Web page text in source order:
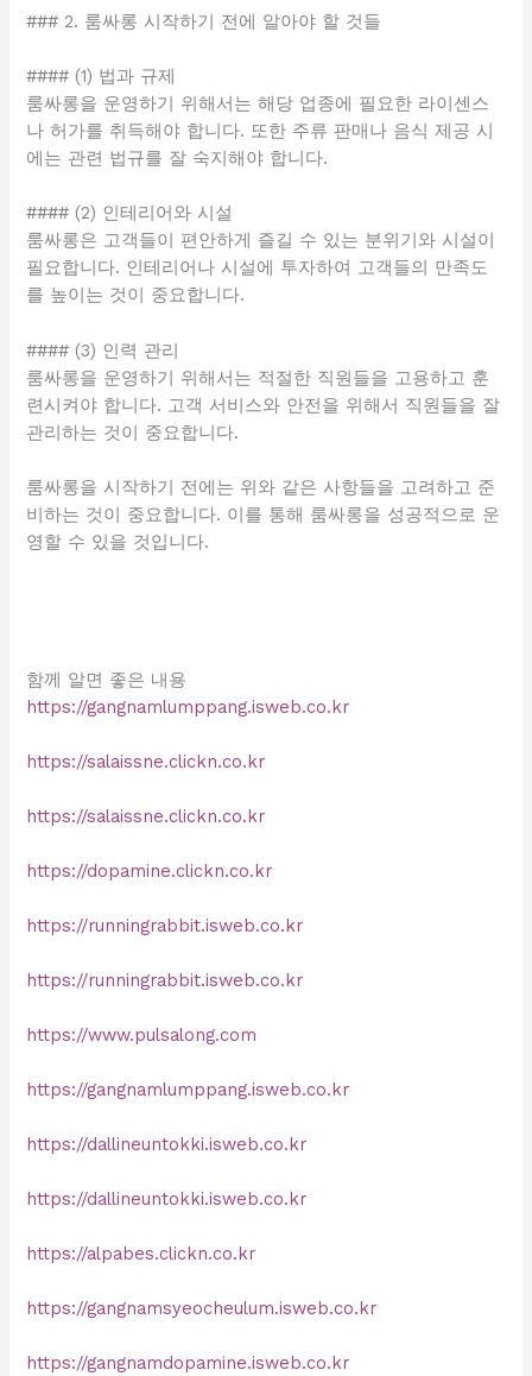
### 2. 룸싸롱 시작하기 전에 알아야 할 것들
#### (1) 법과 규제
룸싸롱을 운영하기 위해서는 해당 업종에 필요한 라이센스
나 허가를 취득해야 합니다. 또한 주류 판매나 음식 제공 시
에는 관련 법규를 잘 숙지해야 합니다.
#### (2) 인테리어와 시설
룸싸롱은 고객들이 편안하게 즐길 수 있는 분위기와 시설이
필요합니다. 인테리어나 시설에 투자하여 고객들의 만족도
를 높이는 것이 중요합니다.
#### (3) 인력 관리
룸싸롱을 운영하기 위해서는 적절한 직원들을 고용하고 훈
련시켜야 합니다. 고객 서비스와 안전을 위해서 직원들을 잘
관리하는 것이 중요합니다.
룸싸롱을 시작하기 전에는 위와 같은 사항들을 고려하고 준
비하는 것이 중요합니다. 이를 통해 룸싸롱을 성공적으로 운
영할 수 있을 것입니다.
함께 알면 좋은 내용
https://gangnamlumppang.isweb.co.kr
https://salaissne.clickn.co.kr
https://salaissne.clickn.co.kr
https://dopamine.clickn.co.kr
https://runningrabbit.isweb.co.kr
https://runningrabbit.isweb.co.kr
https://www.pulsalong.com
https://gangnamlumppang.isweb.co.kr
https://dallineuntokki.isweb.co.kr
https://dallineuntokki.isweb.co.kr
https://alpabes.clickn.co.kr
https://gangnamsyeocheulum.isweb.co.kr
https://gangnamdopamine.isweb.co.kr